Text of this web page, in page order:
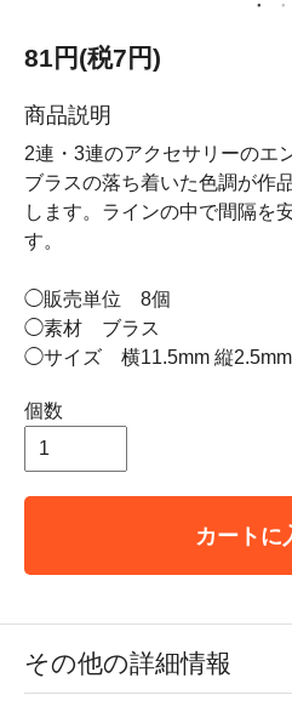
81円(税7円)
商品説明
2連・3連のアクセサリーのエ
ブラスの落ち着いた色調が作
します。ラインの中で間隔を
す。
◯販売単位 8個
◯素材 ブラス
◯サイズ 横11.5mm 縦2.5mm
個数
カートに
その他の詳細情報